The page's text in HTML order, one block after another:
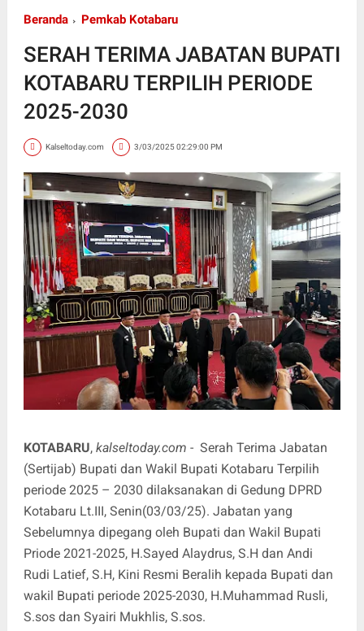
Beranda Pemkab Kotabaru
SERAH TERIMA JABATAN BUPATI
KOTABARU TERPILIH PERIODE
2025-2030
Kalseltoday.com 3/03/2025 02:29:00 PM
KOTABARU, kalseltoday.com - Serah Terima Jabatan
(Sertijab) Bupati dan Wakil Bupati Kotabaru Terpilih
periode 2025 – 2030 dilaksanakan di Gedung DPRD
Kotabaru Lt.III, Senin(03/03/25). Jabatan yang
Sebelumnya dipegang oleh Bupati dan Wakil Bupati
Priode 2021-2025, H.Sayed Alaydrus, S.H dan Andi
Rudi Latief, S.H, Kini Resmi Beralih kepada Bupati dan
wakil Bupati periode 2025-2030, H.Muhammad Rusli,
S.sos dan Syairi Mukhlis, S.sos.